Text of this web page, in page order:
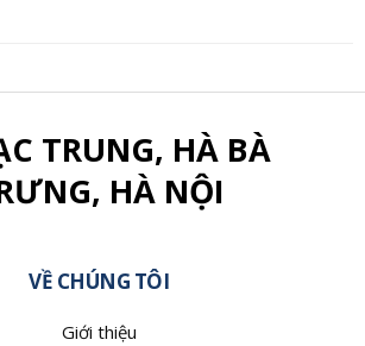
TRUNG, HÀ BÀ
HÀ NỘI
VỀ CHÚNG TÔI
Giới thiệu